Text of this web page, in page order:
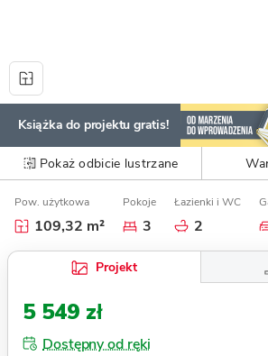
Książka do projektu gratis!
Pokaż odbicie lustrzane
Pow. użytkowa
109,32 m²
Pokoje
3
Łazienki i WC
2
Projekt
5 549 zł
Dostępny od ręki